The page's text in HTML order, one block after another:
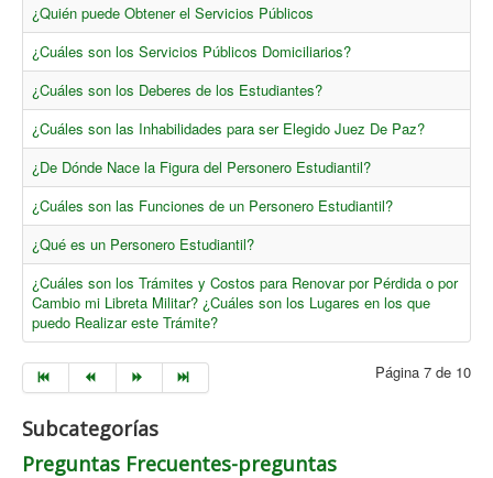
¿Quién puede Obtener el Servicios Públicos
¿Cuáles son los Servicios Públicos Domiciliarios?
¿Cuáles son los Deberes de los Estudiantes?
¿Cuáles son las Inhabilidades para ser Elegido Juez De Paz?
¿De Dónde Nace la Figura del Personero Estudiantil?
¿Cuáles son las Funciones de un Personero Estudiantil?
¿Qué es un Personero Estudiantil?
¿Cuáles son los Trámites y Costos para Renovar por Pérdida o por
Cambio mi Libreta Militar? ¿Cuáles son los Lugares en los que
puedo Realizar este Trámite?
Página 7 de 10
Subcategorías
Preguntas Frecuentes-preguntas